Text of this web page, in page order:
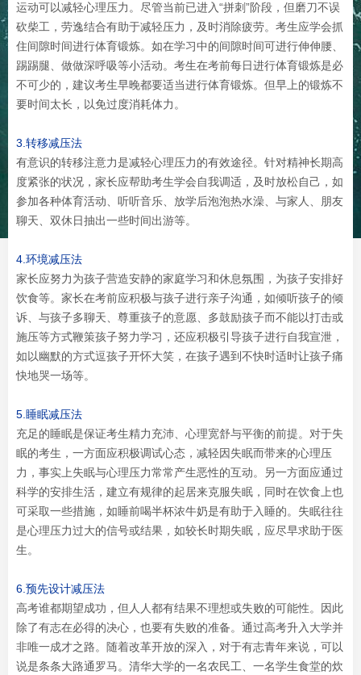
运动可以减轻心理压力。尽管当前已进入“拼刺”阶段，但磨刀不误
砍柴工，劳逸结合有助于减轻压力，及时消除疲劳。考生应学会抓
住间隙时间进行体育锻炼。如在学习中的间隙时间可进行伸伸腰、
踢踢腿、做做深呼吸等小活动。考生在考前每日进行体育锻炼是必
不可少的，建议考生早晚都要适当进行体育锻炼。但早上的锻炼不
要时间太长，以免过度消耗体力。
3.转移减压法
有意识的转移注意力是减轻心理压力的有效途径。针对精神长期高
度紧张的状况，家长应帮助考生学会自我调适，及时放松自己，如
参加各种体育活动、听听音乐、放学后泡泡热水澡、与家人、朋友
聊天、双休日抽出一些时间出游等。
4.环境减压法
家长应努力为孩子营造安静的家庭学习和休息氛围，为孩子安排好
饮食等。家长在考前应积极与孩子进行亲子沟通，如倾听孩子的倾
诉、与孩子多聊天、尊重孩子的意愿、多鼓励孩子而不能以打击或
施压等方式鞭策孩子努力学习，还应积极引导孩子进行自我宣泄，
如以幽默的方式逗孩子开怀大笑，在孩子遇到不快时适时让孩子痛
快地哭一场等。
5.睡眠减压法
充足的睡眠是保证考生精力充沛、心理宽舒与平衡的前提。对于失
眠的考生，一方面应积极调试心态，减轻因失眠而带来的心理压
力，事实上失眠与心理压力常常产生恶性的互动。另一方面应通过
科学的安排生活，建立有规律的起居来克服失眠，同时在饮食上也
可采取一些措施，如睡前喝半杯浓牛奶是有助于入睡的。失眠往往
是心理压力过大的信号或结果，如较长时期失眠，应尽早求助于医
生。
6.预先设计减压法
高考谁都期望成功，但人人都有结果不理想或失败的可能性。因此
除了有志在必得的决心，也要有失败的准备。通过高考升入大学并
非唯一成才之路。随着改革开放的深入，对于有志青年来说，可以
说是条条大路通罗马。清华大学的一名农民工、一名学生食堂的炊